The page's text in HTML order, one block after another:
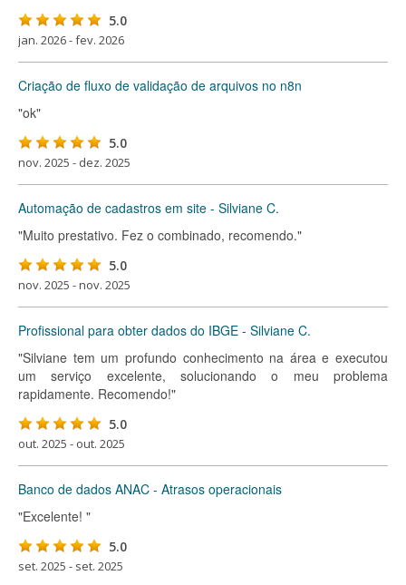
5.0
jan. 2026 - fev. 2026
Criação de fluxo de validação de arquivos no n8n
"ok"
5.0
nov. 2025 - dez. 2025
Automação de cadastros em site - Silviane C.
"Muito prestativo. Fez o combinado, recomendo."
5.0
nov. 2025 - nov. 2025
Profissional para obter dados do IBGE - Silviane C.
"Silviane tem um profundo conhecimento na área e executou
um serviço excelente, solucionando o meu problema
rapidamente. Recomendo!"
5.0
out. 2025 - out. 2025
Banco de dados ANAC - Atrasos operacionais
"Excelente! "
5.0
set. 2025 - set. 2025